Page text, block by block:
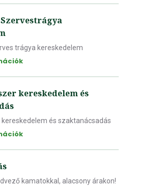
trágya kereskedelem
kereskedelem és
kereskedelem és szaktanácsadás
kamatokkal, alacsony árakon!